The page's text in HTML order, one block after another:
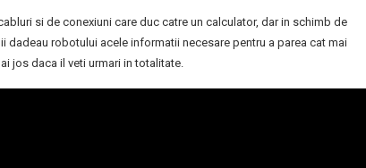
si de conexiuni care duc catre un calculator, dar in schimb de
dadeau robotului acele informatii necesare pentru a parea cat mai
jos daca il veti urmari in totalitate.